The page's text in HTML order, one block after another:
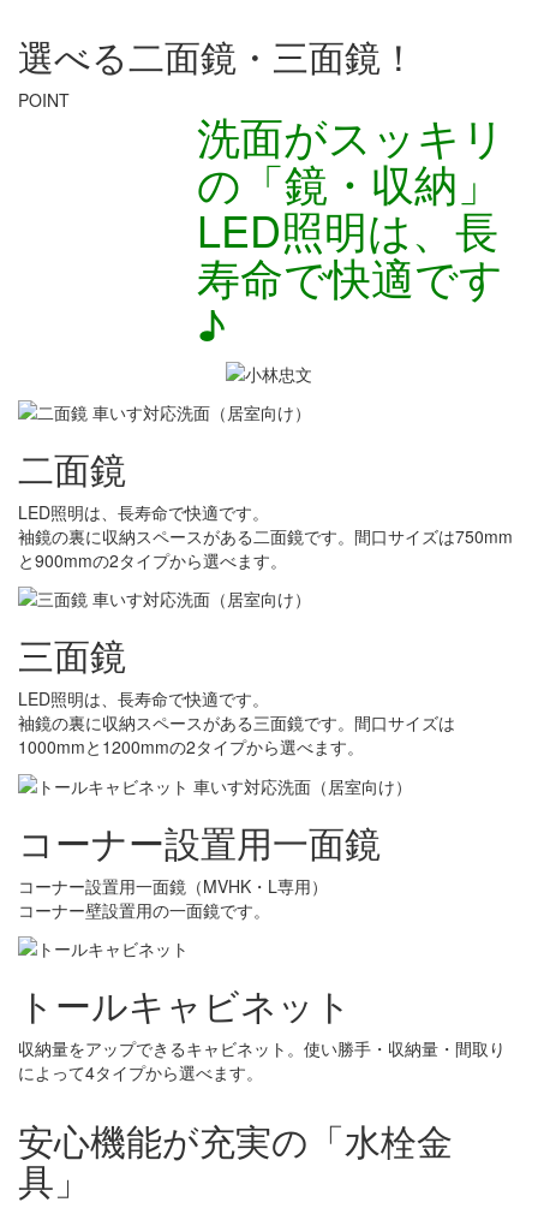
選べる二面鏡・三面鏡！
POINT
洗面がスッキリ
の「鏡・収納」
LED照明は、長
寿命で快適です
♪
二面鏡
LED照明は、長寿命で快適です。
袖鏡の裏に収納スペースがある二面鏡です。間口サイズは750mm
と900mmの2タイプから選べます。
三面鏡
LED照明は、長寿命で快適です。
袖鏡の裏に収納スペースがある三面鏡です。間口サイズは
1000mmと1200mmの2タイプから選べます。
コーナー設置用一面鏡
コーナー設置用一面鏡（MVHK・L専用）
コーナー壁設置用の一面鏡です。
トールキャビネット
収納量をアップできるキャビネット。使い勝手・収納量・間取り
によって4タイプから選べます。
安心機能が充実の「水栓金
具」